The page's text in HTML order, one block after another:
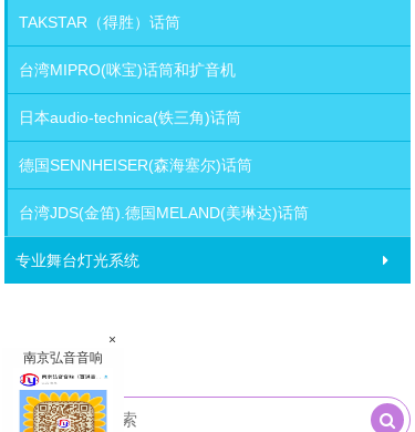
TAKSTAR（得胜）话筒
台湾MIPRO(咪宝)话筒和扩音机
日本audio-technica(铁三角)话筒
德国SENNHEISER(森海塞尔)话筒
台湾JDS(金笛).德国MELAND(美琳达)话筒
专业舞台灯光系统
×
南京弘音音响